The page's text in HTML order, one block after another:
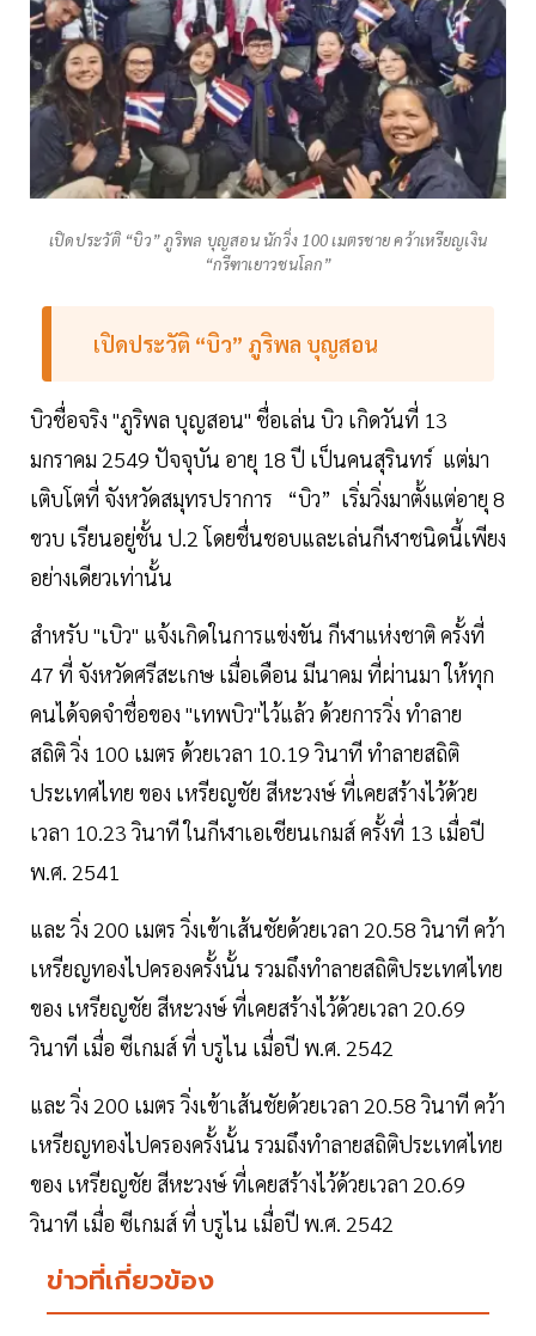
เปิดประวัติ “บิว” ภูริพล บุญสอน นักวิ่ง 100 เมตรชาย คว้าเหรียญเงิน
“กรีฑาเยาวชนโลก”
เปิดประวัติ “บิว” ภูริพล บุญสอน
บิวชื่อจริง "ภูริพล บุญสอน" ชื่อเล่น บิว เกิดวันที่ 13
มกราคม 2549 ปัจจุบัน อายุ 18 ปี เป็นคนสุรินทร์ แต่มา
เติบโตที่ จังหวัดสมุทรปราการ “บิว” เริ่มวิ่งมาตั้งแต่อายุ 8
ขวบ เรียนอยู่ชั้น ป.2 โดยชื่นชอบและเล่นกีฬาชนิดนี้เพียง
อย่างเดียวเท่านั้น
สำหรับ "เบิว" แจ้งเกิดในการแข่งขัน กีฬาแห่งชาติ ครั้งที่
47 ที่ จังหวัดศรีสะเกษ เมื่อเดือน มีนาคม ที่ผ่านมา ให้ทุก
คนได้จดจำชื่อของ "เทพบิว"ไว้แล้ว ด้วยการวิ่ง ทำลาย
สถิติ วิ่ง 100 เมตร ด้วยเวลา 10.19 วินาที ทำลายสถิติ
ประเทศไทย ของ เหรียญชัย สีหะวงษ์ ที่เคยสร้างไว้ด้วย
เวลา 10.23 วินาที ในกีฬาเอเชียนเกมส์ ครั้งที่ 13 เมื่อปี
พ.ศ. 2541
และ วิ่ง 200 เมตร วิ่งเข้าเส้นชัยด้วยเวลา 20.58 วินาที คว้า
เหรียญทองไปครองครั้งนั้น รวมถึงทำลายสถิติประเทศไทย
ของ เหรียญชัย สีหะวงษ์ ที่เคยสร้างไว้ด้วยเวลา 20.69
วินาที เมื่อ ซีเกมส์ ที่ บรูไน เมื่อปี พ.ศ. 2542
และ วิ่ง 200 เมตร วิ่งเข้าเส้นชัยด้วยเวลา 20.58 วินาที คว้า
เหรียญทองไปครองครั้งนั้น รวมถึงทำลายสถิติประเทศไทย
ของ เหรียญชัย สีหะวงษ์ ที่เคยสร้างไว้ด้วยเวลา 20.69
วินาที เมื่อ ซีเกมส์ ที่ บรูไน เมื่อปี พ.ศ. 2542
ข่าวที่เกี่ยวข้อง